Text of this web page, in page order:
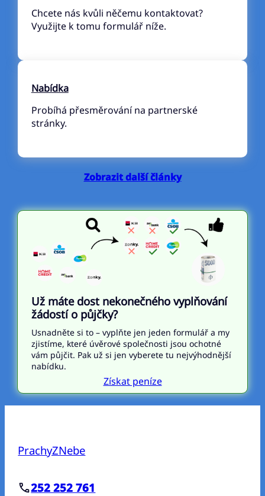
Chcete nás kvůli něčemu kontaktovat?
Využijte k tomu formulář níže.
Nabídka
Probíhá přesměrování na partnerské
stránky.
Zobrazit další články
Už máte dost nekonečného vyplňování
žádostí o půjčky?
Usnadněte si to – vyplňte jen jeden formulář a my
zjistíme, které úvěrové společnosti jsou ochotné
vám půjčit. Pak už si jen vyberete tu nejvýhodnější
nabídku.
Získat peníze
PrachyZNebe
252 252 761